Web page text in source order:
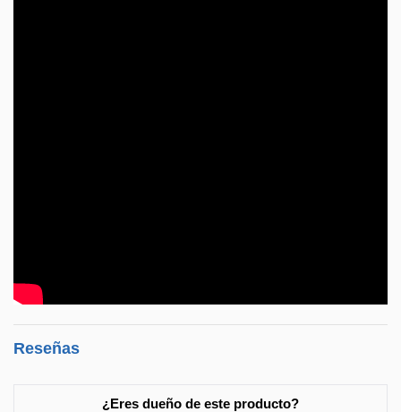
Reseñas
¿Eres dueño de este producto?